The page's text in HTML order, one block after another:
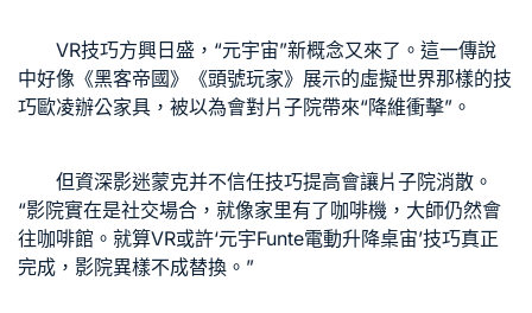
VR技巧方興日盛，“元宇宙”新概念又來了。這一傳說
中好像《黑客帝國》《頭號玩家》展示的虛擬世界那樣的技
巧歐凌辦公家具 ，被以為會對片子院帶來“降維衝擊”。
但資深影迷蒙克并不信任技巧提高會讓片子院消散。
“影院實在是社交場合，就像家里有了咖啡機，大師仍然會
往咖啡館。就算VR或許‘元宇Funte電動升降桌宙’技巧真正
完成，影院異樣不成替換。”